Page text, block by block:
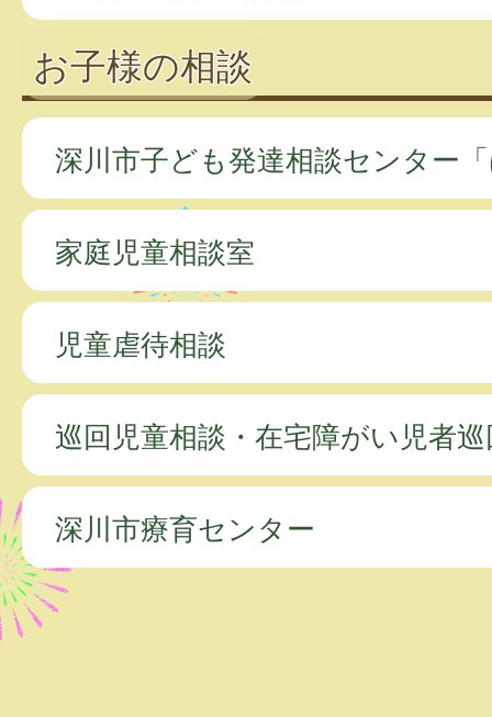
お子様の相談
深川市子ども発達相談センター
家庭児童相談室
児童虐待相談
巡回児童相談・在宅障がい児者
深川市療育センター